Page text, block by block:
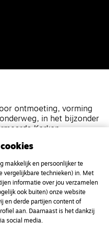
ontmoeting, vorming
in het bijzonder
Kerken.
makkelijk en persoonlijker te
vergelijkbare technieken) in. Met
informatie over jou verzamelen
ook buiten) onze website
en derde partijen content of
aan. Daarnaast is het dankzij
social media.